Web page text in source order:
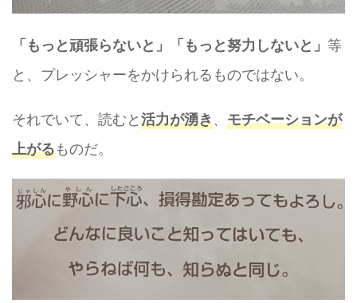
「もっと頑張らないと」「もっと努力しないと」 等
と、プレッシャーをかけられるものではない。
それでいて、読むと活力が湧き、 モチベーションが
上がるものだ。